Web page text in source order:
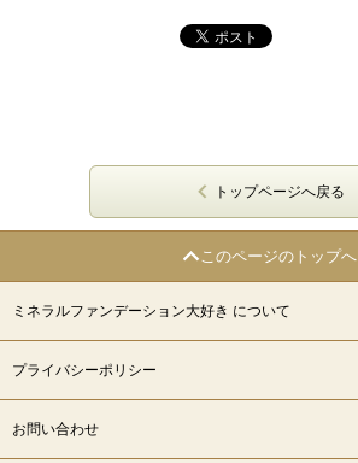
トップページへ戻る
このページのトップへ
ミネラルファンデーション大好き について
プライバシーポリシー
お問い合わせ